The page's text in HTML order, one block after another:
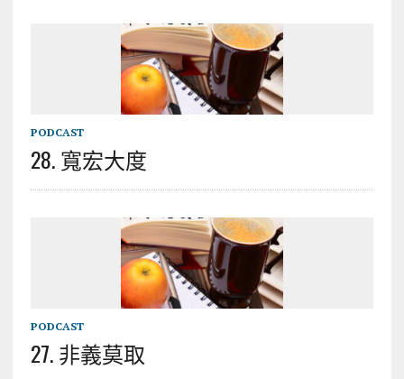
PODCAST
28. 寬宏大度
PODCAST
27. 非義莫取